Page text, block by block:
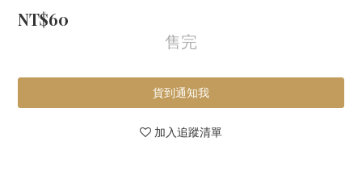
NT$60
售完
貨到通知我
加入追蹤清單